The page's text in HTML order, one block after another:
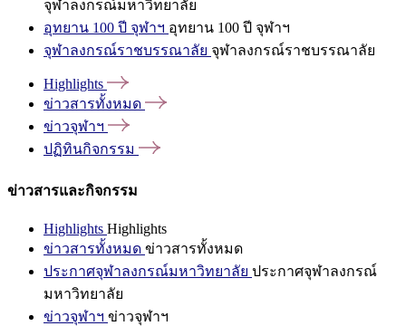
จุฬาลงกรณ์มหาวิทยาลัย
อุทยาน 100 ปี จุฬาฯ อุทยาน 100 ปี จุฬาฯ
จุฬาลงกรณ์ราชบรรณาลัย จุฬาลงกรณ์ราชบรรณาลัย
Highlights
ข่าวสารทั้งหมด
ข่าวจุฬาฯ
ปฏิทินกิจกรรม
ข่าวสารและกิจกรรม
Highlights Highlights
ข่าวสารทั้งหมด ข่าวสารทั้งหมด
ประกาศจุฬาลงกรณ์มหาวิทยาลัย ประกาศจุฬาลงกรณ์
มหาวิทยาลัย
ข่าวจุฬาฯ ข่าวจุฬาฯ